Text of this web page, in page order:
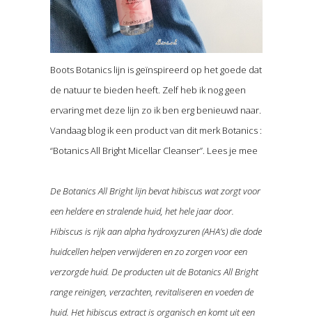
Boots Botanics lijn is geïnspireerd op het goede dat
de natuur te bieden heeft. Zelf heb ik nog geen
ervaring met deze lijn zo ik ben erg benieuwd naar.
Vandaag blog ik een product van dit merk Botanics :
“Botanics All Bright Micellar Cleanser”. Lees je mee
De Botanics All Bright lijn bevat hibiscus wat zorgt voor
een heldere en stralende huid, het hele jaar door.
Hibiscus is rijk aan alpha hydroxyzuren (AHA’s) die dode
huidcellen helpen verwijderen en zo zorgen voor een
verzorgde huid. De producten uit de Botanics All Bright
range reinigen, verzachten, revitaliseren en voeden de
huid. Het hibiscus extract is organisch en komt uit een